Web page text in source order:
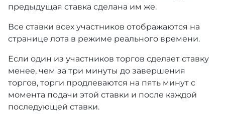
предыдущая ставка сделана им же.
Все ставки всех участников отображаются на
странице лота в режиме реального времени.
Если один из участников торгов сделает ставку
менее, чем за три минуты до завершения
торгов, торги продлеваются на пять минут с
момента подачи этой ставки и после каждой
последующей ставки.